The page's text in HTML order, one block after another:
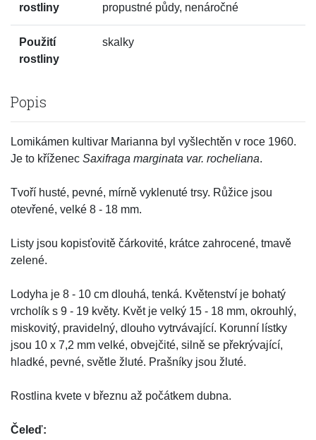
rostliny
propustné půdy, nenáročné
Použití
rostliny
skalky
Popis
Lomikámen kultivar Marianna byl vyšlechtěn v roce 1960.
Je to kříženec Saxifraga marginata var. rocheliana.
Tvoří husté, pevné, mírně vyklenuté trsy. Růžice jsou
otevřené, velké 8 - 18 mm.
Listy jsou kopisťovitě čárkovité, krátce zahrocené, tmavě
zelené.
Lodyha je 8 - 10 cm dlouhá, tenká. Květenství je bohatý
vrcholík s 9 - 19 květy. Květ je velký 15 - 18 mm, okrouhlý,
miskovitý, pravidelný, dlouho vytrvávající. Korunní lístky
jsou 10 x 7,2 mm velké, obvejčité, silně se překrývající,
hladké, pevné, světle žluté. Prašníky jsou žluté.
Rostlina kvete v březnu až počátkem dubna.
Čeleď: